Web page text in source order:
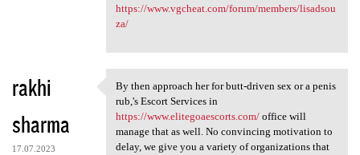
https://www.vgcheat.com/forum/members/lisadsou
za/
rakhi
sharma
17.07.2023
By then approach her for butt
By then approach her for butt-driven sex or a penis
rub,'s Escort Services in
https://www.elitegoaescorts.com/office will
manage that as well. No convincing motivation to
delay, we give you a variety of organizations that